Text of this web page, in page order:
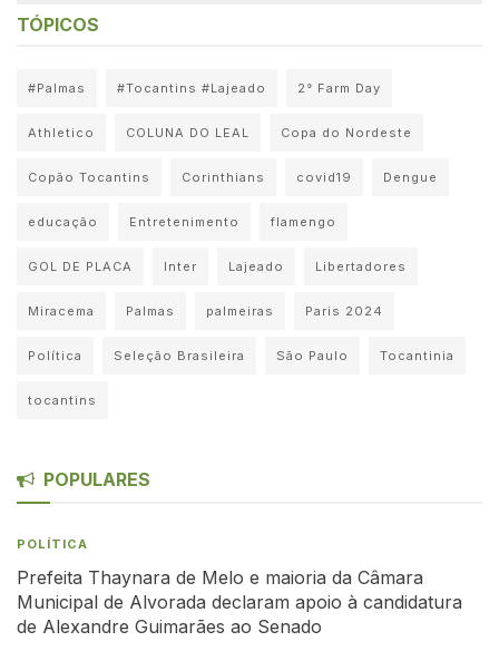
TÓPICOS
#Palmas #Tocantins #Lajeado 2° Farm Day
Athletico COLUNA DO LEAL Copa do Nordeste
Copão Tocantins Corinthians covid19 Dengue
educação Entretenimento flamengo
GOL DE PLACA Inter Lajeado Libertadores
Miracema Palmas palmeiras Paris 2024
Política Seleção Brasileira São Paulo Tocantinia
tocantins
POPULARES
POLÍTICA
Prefeita Thaynara de Melo e maioria da Câmara
Municipal de Alvorada declaram apoio à candidatura
de Alexandre Guimarães ao Senado